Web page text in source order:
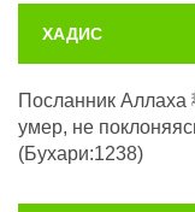
ХАДИС
Посланник Аллаха ﷺ сказал: «Войдёт в Рай тот, кто
умер, не
(Бухари:1238)